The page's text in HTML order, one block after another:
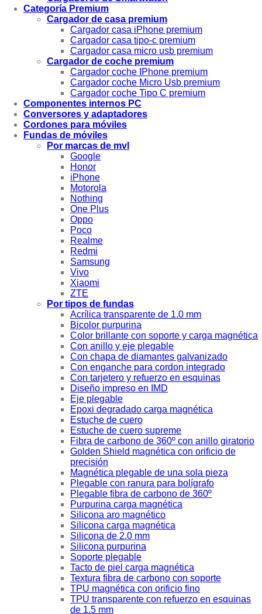
Categoría Premium
Cargador de casa premium
Cargador casa iPhone premium
Cargador casa tipo-c premium
Cargador casa micro usb premium
Cargador de coche premium
Cargador coche IPhone premium
Cargador coche Micro Usb premium
Cargador coche Tipo C premium
Componentes internos PC
Conversores y adaptadores
Cordones para móviles
Fundas de móviles
Por marcas de mvl
Google
Honor
iPhone
Motorola
Nothing
One Plus
Oppo
Poco
Realme
Redmi
Samsung
Vivo
Xiaomi
ZTE
Por tipos de fundas
Acrílica transparente de 1.0 mm
Bicolor purpurina
Color brillante con soporte y carga magnética
Con anillo y eje plegable
Con chapa de diamantes galvanizado
Con enganche para cordon integrado
Con tarjetero y refuerzo en esquinas
Diseño impreso en IMD
Eje plegable
Epoxi degradado carga magnética
Estuche de cuero
Estuche de cuero supreme
Fibra de carbono de 360º con anillo giratorio
Golden Shield magnética con orificio de
precisión
Magnética plegable de una sola pieza
Plegable con ranura para bolígrafo
Plegable fibra de carbono de 360º
Purpurina carga magnética
Silicona aro magnético
Silicona carga magnética
Silicona de 2.0 mm
Silicona purpurina
Soporte plegable
Tacto de piel carga magnética
Textura fibra de carbono con soporte
TPU magnética con orificio fino
TPU transparente con refuerzo en esquinas
de 1.5 mm